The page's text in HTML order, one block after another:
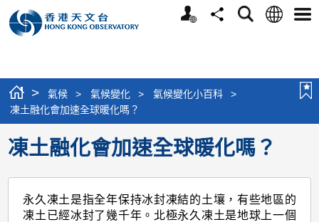
個
分
搜
語
選
> 氣候 > 氣候變化 > 氣候變化小百科
>
凍土融化會加速全球暖化嗎？
凍土融化會加速全球暖化嗎？
永久凍土是指全年保持冰封凍結的土壤，有些地區的
凍土已經冰封了幾千年。北極永久凍土是地球上一個